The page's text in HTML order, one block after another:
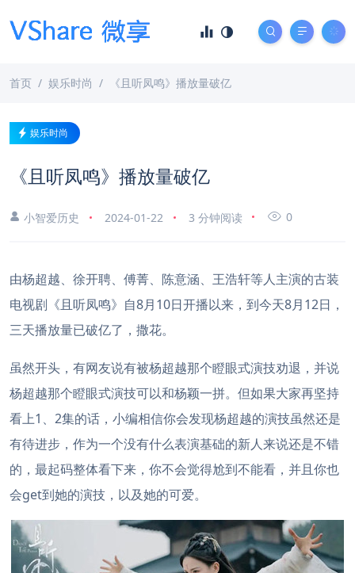
首页 娱乐时尚 《且听凤鸣》播放量破亿
娱乐时尚
《且听凤鸣》播放量破亿
小智爱历史 2024-01-22 3 分钟阅读 0
由杨超越、徐开聘、傅菁、陈意涵、王浩轩等人主演的古装
电视剧《且听凤鸣》自8月10日开播以来，到今天8月12日，
三天播放量已破亿了，撒花。
虽然开头，有网友说有被杨超越那个瞪眼式演技劝退，并说
杨超越那个瞪眼式演技可以和杨颖一拼。 但如果大家再坚持
看上1、2集的话，小编相信你会发现杨超越的演技虽然还是
有待进步，作为一个没有什么表演基础的新人来说还是不错
的，最起码整体看下来，你不会觉得尬到不能看，并且你也
会get到她的演技，以及她的可爱。